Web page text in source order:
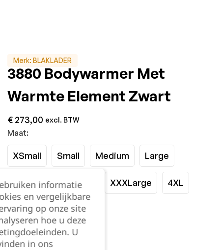
Merk: BLAKLADER
3880 Bodywarmer Met
Warmte Element Zwart
€ 273,00 excl. BTW
Maat:
XSmall Small Medium Large
XLarge XXLarge XXXLarge 4XL
Kies je aantal:
informatie
en vergelijkbare
op onze site
hoe u deze
U
in ons